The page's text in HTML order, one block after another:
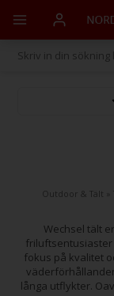
Outdoor & Tält
Wechsel tält
friluftsentusiaster
fokus på kvalitet
långa utflykter.